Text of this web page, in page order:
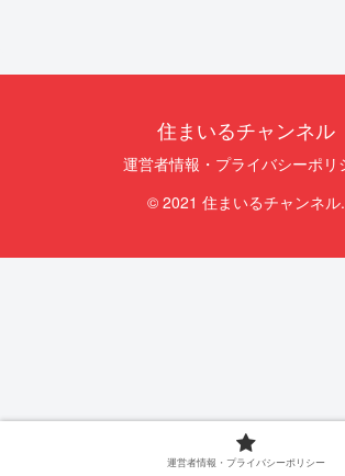
住まいるチャンネル
運営者情報・プライバシーポリ
© 2021 住まいるチャンネル.
運営者情報・プライバシーポリシー